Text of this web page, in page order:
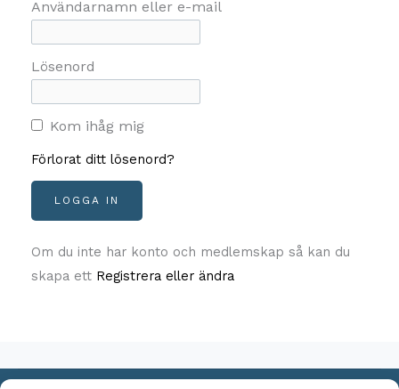
Användarnamn eller e-mail
Lösenord
Kom ihåg mig
Förlorat ditt lösenord?
Om du inte har konto och medlemskap så kan du
skapa ett Registrera eller ändra